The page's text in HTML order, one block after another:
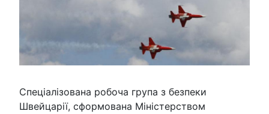
Спеціалізована робоча група з безпеки
Швейцарії, сформована Міністерством